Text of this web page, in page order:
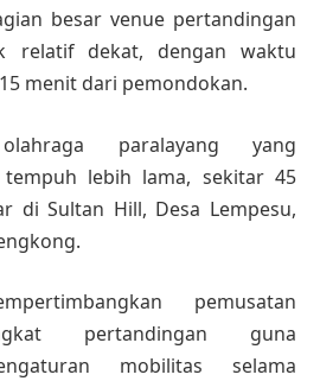
besar venue pertandingan
relatif dekat, dengan waktu
menit dari pemondokan.
paralayang yang
lebih lama, sekitar 45
di Sultan Hill, Desa Lempesu,
pemusatan
pertandingan guna
mobilitas selama